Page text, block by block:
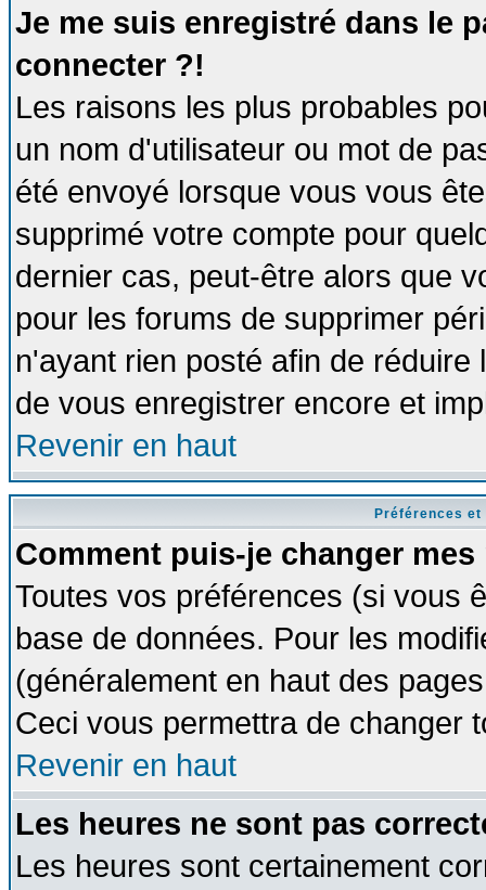
Je me suis enregistré dans le
connecter ?!
Les raisons les plus probables
un nom d'utilisateur ou mot de
été envoyé lorsque vous vous
supprimé votre compte pour
dernier cas, peut-être alors que
pour les forums de supprimer
n'ayant rien posté afin de
de vous enregistrer encore et
Revenir en haut
Préférences
Comment puis-je changer mes
Toutes vos préférences (si vous
base de données. Pour les
(généralement en haut des
Ceci vous permettra de changer
Revenir en haut
Les heures ne sont pas
Les heures sont certainement